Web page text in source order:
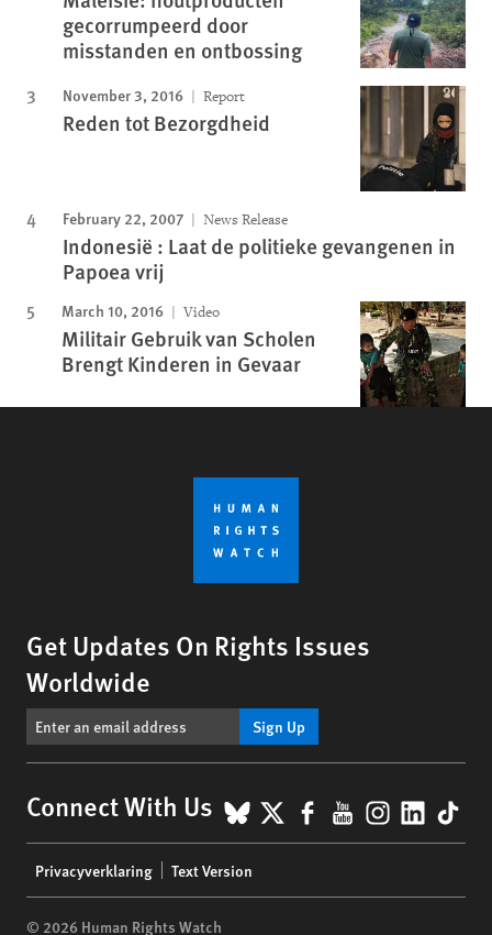
gecorrumpeerd door
misstanden en ontbossing
November 3, 2016 Report
Reden tot Bezorgdheid
February 22, 2007 News Release
Indonesië : Laat de politieke gevangenen in
Papoea vrij
March 10, 2016 Video
Militair Gebruik van Scholen
Brengt Kinderen in Gevaar
Get Updates On Rights Issues
Worldwide
Sign Up
Connect With Us BlueSky
X Facebook
YouTube
menu
Privacyverklaring Text Version
© 2026 Human Rights Watch